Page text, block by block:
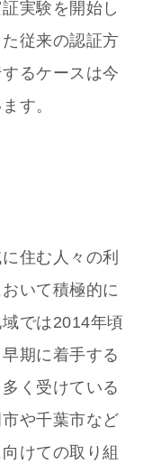
実験を開始し
従来の認証方
るケースは今
す。
住む人々の利
いて積極的に
では2014年頃
期に着手する
く受けている
や千葉市など
けての取り組